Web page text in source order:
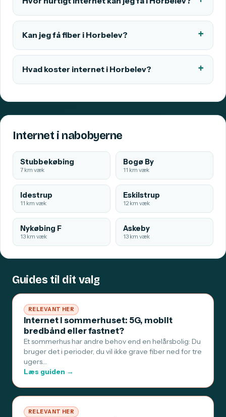
Kan jeg få fiber i Horbelev?
Hvad koster internet i Horbelev?
Internet i nabobyerne
Stubbekøbing
7 km væk
Bogø By
11 km væk
Idestrup
11 km væk
Eskilstrup
12 km væk
Nykøbing F
13 km væk
Askeby
13 km væk
Guides til dit valg
RELEVANT HER
Internet i sommerhuset: 5G, mobilt
bredbånd eller fastnet?
Et sommerhus har andre behov end en helårsbolig: Du
bruger det i perioder, du vil ikke grave fiber ned for tre
ugers…
Læs guiden →
RELEVANT HER